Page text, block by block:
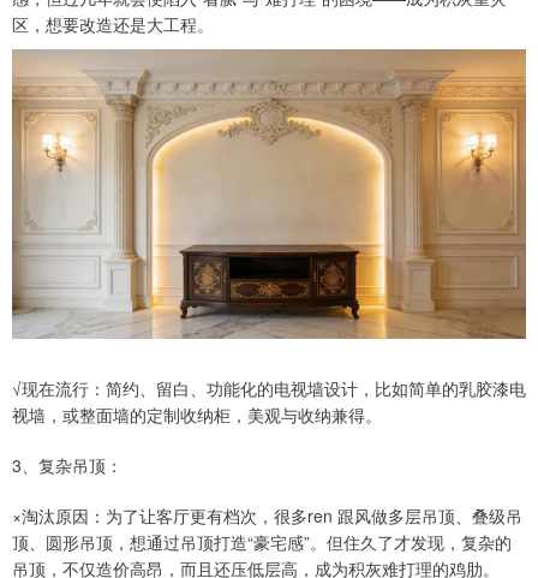
区，想要改造还是大工程。
√现在流行：简约、留白、功能化的电视墙设计，比如简单的乳胶漆电
视墙，或整面墙的定制收纳柜，美观与收纳兼得。
3、复杂吊顶：
×淘汰原因：为了让客厅更有档次，很多ren 跟风做多层吊顶、叠级吊
顶、圆形吊顶，想通过吊顶打造“豪宅感”。但住久了才发现，复杂的
吊顶，不仅造价高昂，而且还压低层高，成为积灰难打理的鸡肋。